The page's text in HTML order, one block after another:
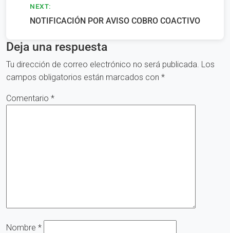
NEXT:
NOTIFICACIÓN POR AVISO COBRO COACTIVO
Deja una respuesta
Tu dirección de correo electrónico no será publicada. Los
campos obligatorios están marcados con *
Comentario *
Nombre *